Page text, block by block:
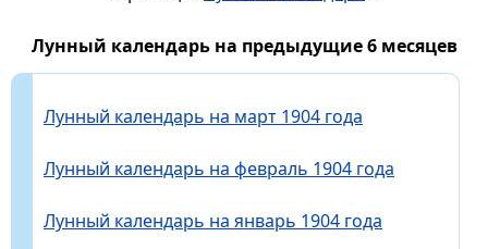
Лунный календарь на предыдущие 6 месяцев
Лунный календарь на март 1904 года
Лунный календарь на февраль 1904 года
Лунный календарь на январь 1904 года